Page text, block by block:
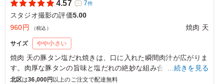
4.57 7件
スタジオ撮影の評価5.00
960円
（税込） 焼肉 天
サイズ やや小さい
焼肉 天の豚タン塩だれ焼きは、口に入れた瞬間肉汁が広がりま
す。肉厚な豚タンの旨味と塩だれの絶妙な組み合わせで、一度
食べたら忘れられない深みのある味わい。色鮮やかな人参ナム
…続きを見る
北区は36,000円 以上のご注文で配達無料